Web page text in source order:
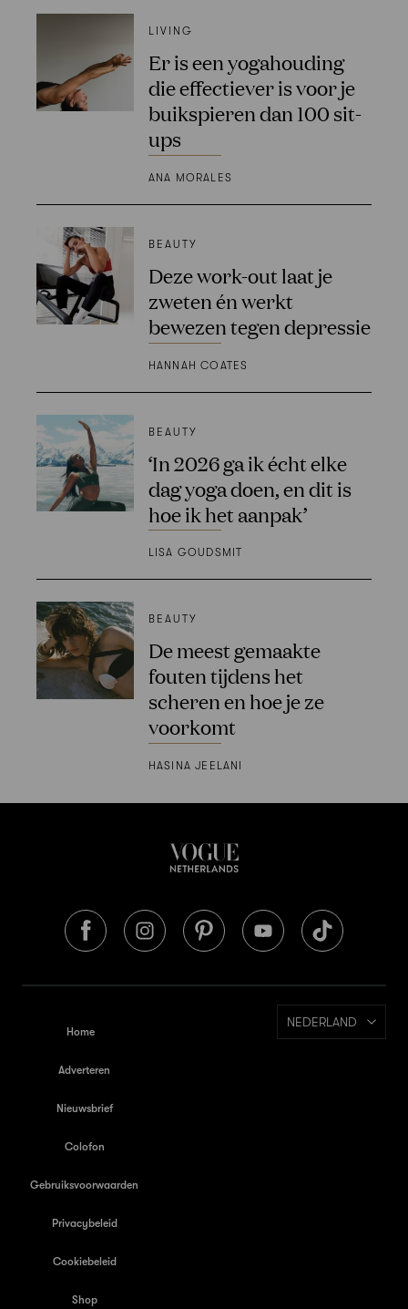
LIVING
Er is een yogahouding
die effectiever is voor je
buikspieren dan 100 sit-
ups
ANA MORALES
BEAUTY
Deze work-out laat je
zweten én werkt
bewezen tegen depressie
HANNAH COATES
BEAUTY
‘In 2026 ga ik écht elke
dag yoga doen, en dit is
hoe ik het aanpak’
LISA GOUDSMIT
BEAUTY
De meest gemaakte
fouten tijdens het
scheren en hoe je ze
voorkomt
HASINA JEELANI
Home
Adverteren
Nieuwsbrief
Colofon
Gebruiksvoorwaarden
Privacybeleid
Cookiebeleid
Shop
NEDERLAND